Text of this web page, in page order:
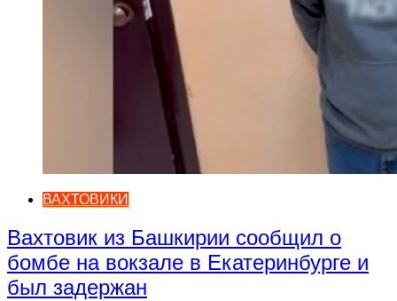
ВАХТОВИКИ
Вахтовик из Башкирии сообщил о
бомбе на вокзале в Екатеринбурге и
был задержан